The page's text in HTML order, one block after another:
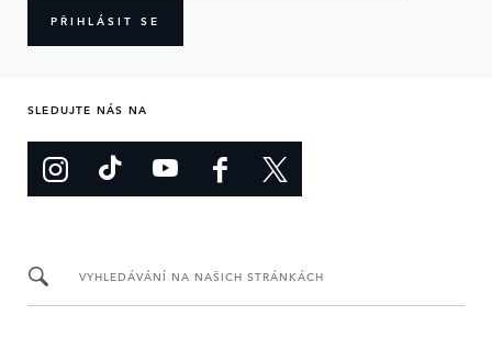
PŘIHLÁSIT SE
SLEDUJTE NÁS NA
VYHLEDÁVÁNÍ NA NAŠICH STRÁNKÁCH